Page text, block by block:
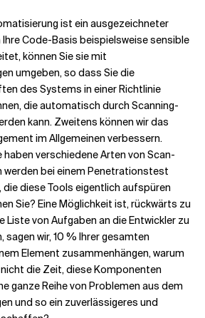
ist ein ausgezeichneter
Ihre Code-Basis beispielsweise sensible
können Sie sie mit
umgeben, so dass Sie die
des Systems in einer Richtlinie
die automatisch durch Scanning-
kann. Zweitens können wir das
im Allgemeinen verbessern.
haben verschiedene Arten von Scan-
werden bei einem Penetrationstest
diese Tools eigentlich aufspüren
Sie? Eine Möglichkeit ist, rückwärts zu
Liste von Aufgaben an die Entwickler zu
sagen wir, 10 % Ihrer gesamten
Element zusammenhängen, warum
die Zeit, diese Komponenten
ganze Reihe von Problemen aus dem
und so ein zuverlässigeres und